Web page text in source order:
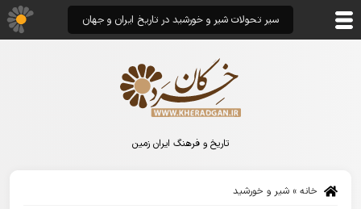
تاریخ و فرهنگ ایران زمین
خانه » شیر و خورشید
سیر تحولات شیر و خورشید در تاریخ ایران و جهان